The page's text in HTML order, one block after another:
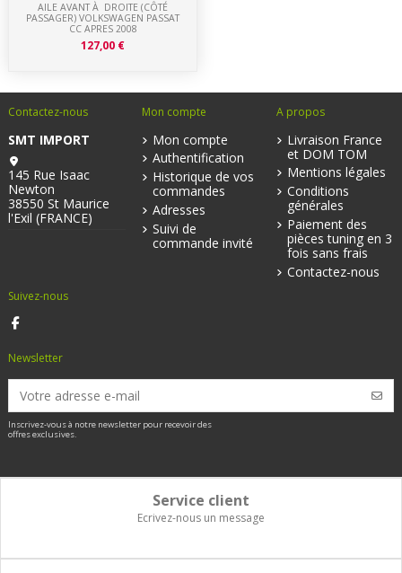
AILE AVANT À DROITE (CÔTÉ
PASSAGER) VOLKSWAGEN PASSAT
CC APRES 2008
127,00 €
Contactez-nous
SMT IMPORT
145 Rue Isaac
Newton
38550 St Maurice
l'Exil (FRANCE)
Mon compte
Mon compte
Authentification
Historique de vos
commandes
Adresses
Suivi de
commande invité
A propos
Livraison France
et DOM TOM
Mentions légales
Conditions
générales
Paiement des
pièces tuning en 3
fois sans frais
Contactez-nous
Suivez-nous
Newsletter
Inscrivez-vous à notre newsletter pour recevoir des
offres exclusives.
Service client
Ecrivez-nous un message